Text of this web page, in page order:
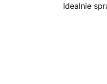
Idealnie